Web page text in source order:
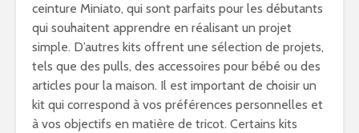
ceinture Miniato, qui sont parfaits pour les débutants
qui souhaitent apprendre en réalisant un projet
simple. D’autres kits offrent une sélection de projets,
tels que des pulls, des accessoires pour bébé ou des
articles pour la maison. Il est important de choisir un
kit qui correspond à vos préférences personnelles et
à vos objectifs en matière de tricot. Certains kits